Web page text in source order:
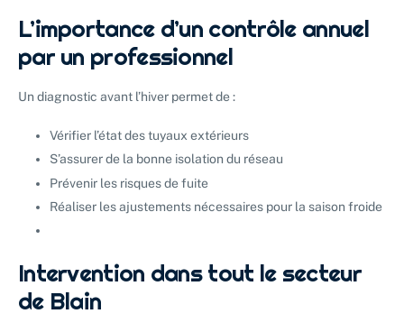
L’importance d’un contrôle annuel
par un professionnel
Un diagnostic avant l’hiver permet de :
Vérifier l’état des tuyaux extérieurs
S’assurer de la bonne isolation du réseau
Prévenir les risques de fuite
Réaliser les ajustements nécessaires pour la saison froide
Intervention dans tout le secteur
de Blain